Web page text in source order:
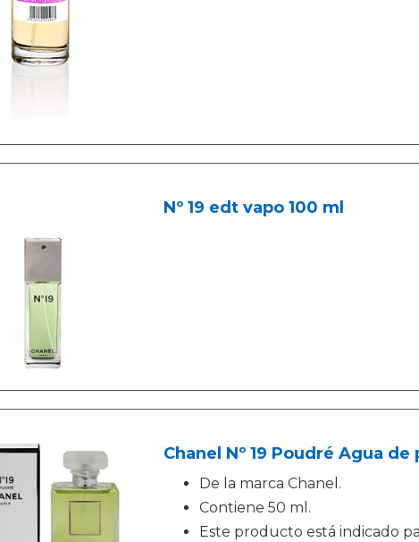
Nº 19 edt vapo 100 ml
Chanel Nº 19 Poudré Agua
De la marca Chanel.
Contiene 50 ml.
Este producto está indicado